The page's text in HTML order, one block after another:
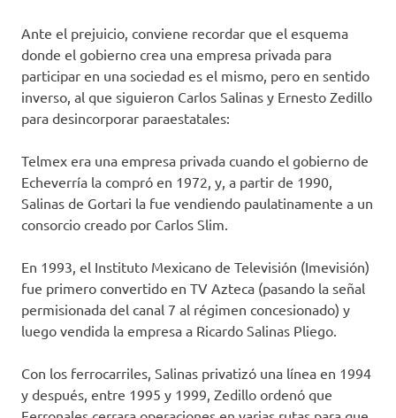
Ante el prejuicio, conviene recordar que el esquema
donde el gobierno crea una empresa privada para
participar en una sociedad es el mismo, pero en sentido
inverso, al que siguieron Carlos Salinas y Ernesto Zedillo
para desincorporar paraestatales:
Telmex era una empresa privada cuando el gobierno de
Echeverría la compró en 1972, y, a partir de 1990,
Salinas de Gortari la fue vendiendo paulatinamente a un
consorcio creado por Carlos Slim.
En 1993, el Instituto Mexicano de Televisión (Imevisión)
fue primero convertido en TV Azteca (pasando la señal
permisionada del canal 7 al régimen concesionado) y
luego vendida la empresa a Ricardo Salinas Pliego.
Con los ferrocarriles, Salinas privatizó una línea en 1994
y después, entre 1995 y 1999, Zedillo ordenó que